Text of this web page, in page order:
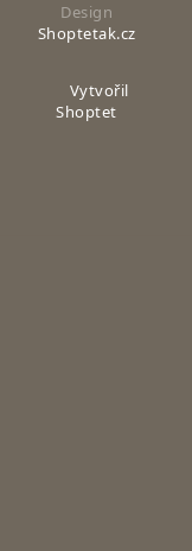
Design
Shoptetak.cz
Vytvořil
Shoptet